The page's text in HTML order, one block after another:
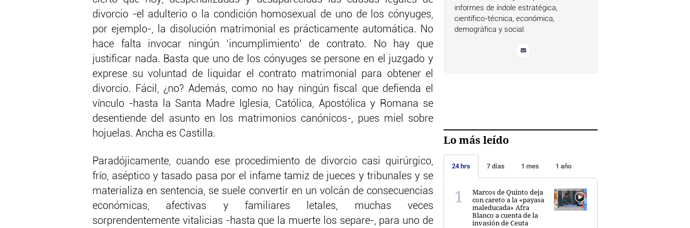
divorcio -el adulterio o la condición homosexual de uno de los cónyuges,
por ejemplo-, la disolución matrimonial es prácticamente automática. No
hace falta invocar ningún ‘incumplimiento’ de contrato. No hay que
justificar nada. Basta que uno de los cónyuges se persone en el juzgado y
exprese su voluntad de liquidar el contrato matrimonial para obtener el
divorcio. Fácil, ¿no? Además, como no hay ningún fiscal que defienda el
vínculo -hasta la Santa Madre Iglesia, Católica, Apostólica y Romana se
desentiende del asunto en los matrimonios canónicos-, pues miel sobre
hojuelas. Ancha es Castilla.
Paradójicamente, cuando ese procedimiento de divorcio casi quirúrgico,
frío, aséptico y tasado pasa por el infame tamiz de jueces y tribunales y se
materializa en sentencia, se suele convertir en un volcán de consecuencias
económicas, afectivas y familiares letales, muchas veces
sorprendentemente vitalicias -hasta que la muerte los separe-, para uno de
informes de índole estratégica,
científico-técnica, económica,
demográfica y social.
Lo más leído
24 hrs 7 días 1 mes 1 año
Marcos de Quinto deja
con careto a la «payasa
maleducada» Afra
Blanco a cuenta de la
invasión de Ceuta